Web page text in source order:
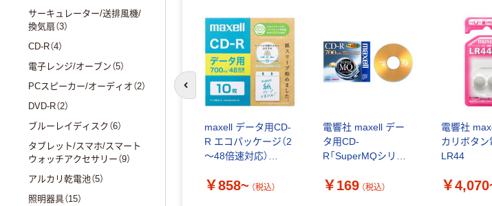
maxell データ用CD-
R エコパッケージ（2
～48倍速対応）
CDR700S.SWPS
￥858~ （税込）
電響社 maxell デー
タ用CD-
R「SuperMQシリー
標準品 700MB 1枚
￥169 （税込）
電響社
カリボタン
LR44
￥
前のスライドへ
サーキュレーター/送排風機/
換気扇（3）
CD-R（4）
電子レンジ/オーブン（5）
PCスピーカー/オーディオ（2）
DVD-R（2）
ブルーレイディスク（6）
タブレット/スマホ/スマート
ウォッチアクセサリー（9）
アルカリ乾電池（5）
照明器具（15）